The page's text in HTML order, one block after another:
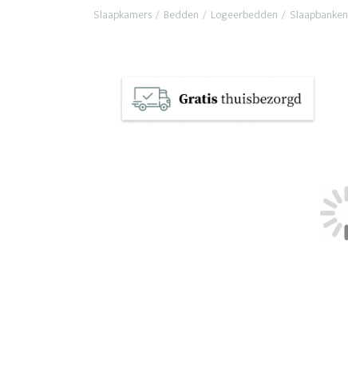
Slaapkamers Bedden Logeerbedden Slaapbanken